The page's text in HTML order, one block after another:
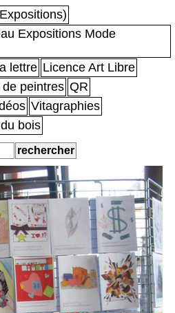
Expositions Mode
lettre Licence Art Libre
peintres QR
Vitagraphies
bois